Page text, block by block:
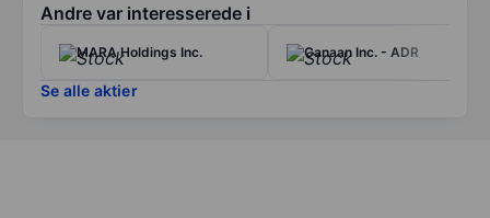
Andre var interesserede i
MARA Holdings Inc. Canaan Inc. - ADR
Se alle aktier